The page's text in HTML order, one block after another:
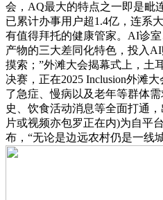
会，AQ最大的特点之一即是毗
已累计办事用户超1.4亿，连系
有值得拜托的健康管家。AI诊
产物的三大差同化特色，投入
摸索；”外滩大会揭幕式上，土
决赛，正在2025 Inclusion外滩
了急症、慢病以及老年等群体
史、饮食活动消息等全面打通
片或视频亦包罗正在内)为自平
布，“无论是边远农村仍是一线